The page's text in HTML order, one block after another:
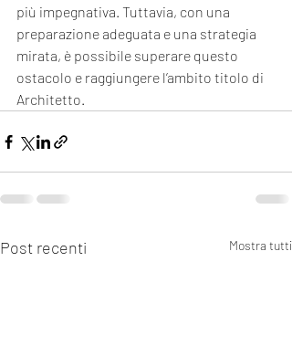
più impegnativa. Tuttavia, con una
preparazione adeguata e una strategia
mirata, è possibile superare questo
ostacolo e raggiungere l’ambito titolo di
Architetto.
Post recenti Mostra tutti